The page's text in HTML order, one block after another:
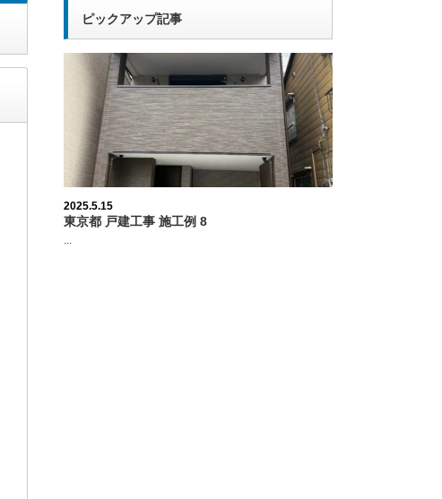
ピックアップ記事
2025.5.15
東京都 戸建工事 施工例 8
...